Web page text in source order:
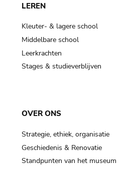
LEREN
Kleuter- & lagere school
Middelbare school
Leerkrachten
Stages & studieverblijven
OVER ONS
Strategie, ethiek, organisatie
Geschiedenis & Renovatie
Standpunten van het museum